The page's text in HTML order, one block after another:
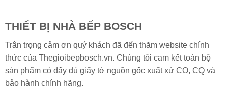
THIẾT BỊ NHÀ BẾP BOSCH
Trân trọng cảm ơn quý khách đã đến thăm website chính
thức của Thegioibepbosch.vn. Chúng tôi cam kết toàn bộ
sản phẩm có đẩy đủ giấy tờ nguồn gốc xuất xứ CO, CQ và
bảo hành chính hãng.